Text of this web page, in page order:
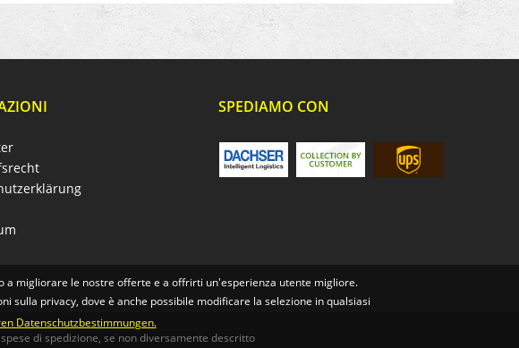
SPEDIAMO CON
di spedizione, se non diversamente descritto
a migliorare le nostre offerte e a offrirti un'esperienza utente migliore.
sulla privacy, dove è anche possibile modificare la selezione in qualsiasi
Datenschutzbestimmungen.